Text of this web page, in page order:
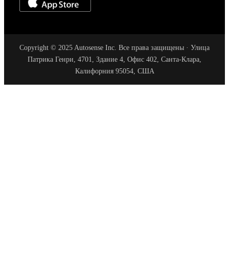
Copyright © 2025 Autosense Inc. Все права защищены · Улица
Патрика Генри, 4701, Здание 4, Офис 402, Санта-Клара,
Калифорния 95054, США